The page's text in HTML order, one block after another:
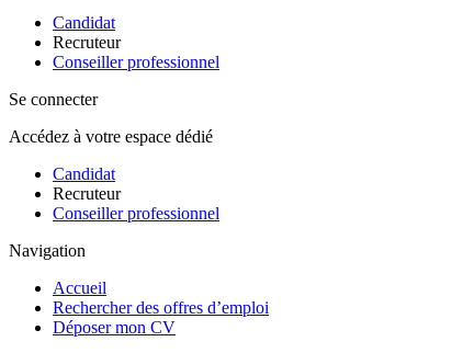
Candidat
Recruteur
Conseiller professionnel
Se connecter
Accédez à votre espace dédié
Candidat
Recruteur
Conseiller professionnel
Navigation
Accueil
Rechercher des offres d’emploi
Déposer mon CV